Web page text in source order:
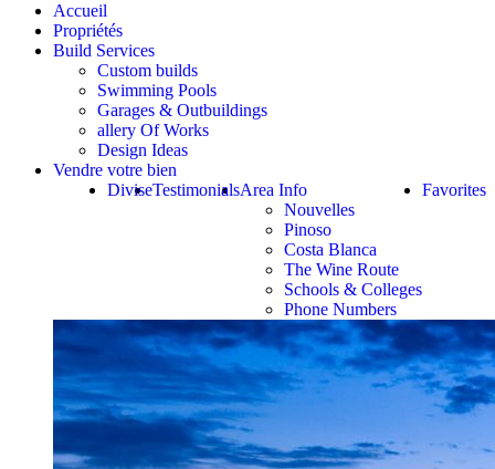
Accueil
Propriétés
Build Services
Custom builds
Swimming Pools
Garages & Outbuildings
allery Of Works
Design Ideas
Vendre votre bien
Favorites
Area Info
Nouvelles
Pinoso
Costa Blanca
The Wine Route
Schools & Colleges
Phone Numbers
Testimonials
Divise